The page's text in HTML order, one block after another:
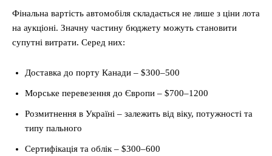
Фінальна вартість автомобіля складається не лише з ціни лота
на аукціоні. Значну частину бюджету можуть становити
супутні витрати. Серед них:
Доставка до порту Канади – $300–500
Морське перевезення до Європи – $700–1200
Розмитнення в Україні – залежить від віку, потужності та
типу пального
Сертифікація та облік – $300–600